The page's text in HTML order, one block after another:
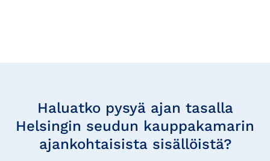
Haluatko pysyä ajan tasalla
Helsingin seudun kauppakamarin
ajankohtaisista sisällöistä?